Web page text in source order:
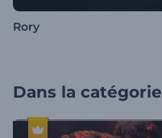
Rory
Dans la catégorie